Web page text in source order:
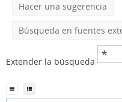
Hacer una sugerencia
Búsqueda en fuentes
Extender la búsqueda